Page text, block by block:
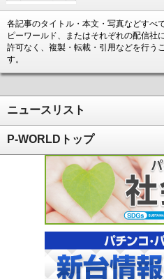
各記事のタイトル・本文・写真などすべ
ピーワールド、またはそれぞれの配信社
許可なく、複製・転載・引用などを行う
す。
ニュースリスト
P-WORLDトップ